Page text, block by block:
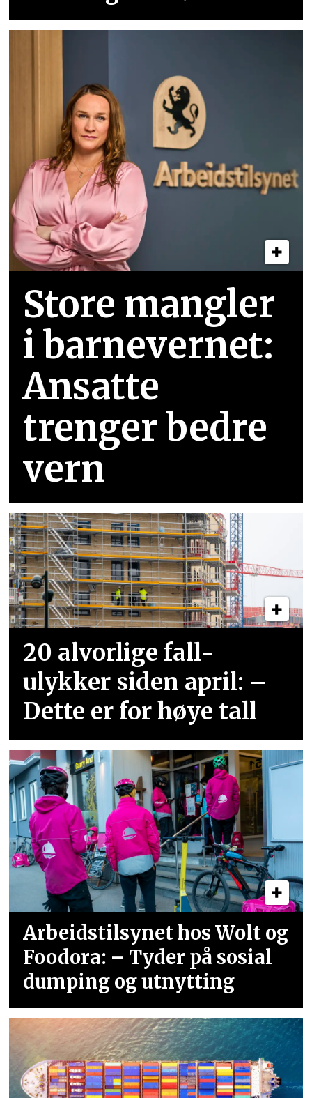
Store mangler
i barnevernet:
Ansatte
trenger bedre
vern
20 alvorlige fall­
ulykker siden april: –
Dette er for høye tall
Arbeidstilsynet hos Wolt og
Foodora: – Tyder på sosial
dumping og utnytting